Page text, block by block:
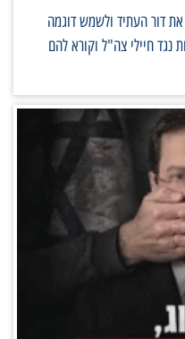
דור העתיד ולשמש דוגמה
חיילי צה"ל וקורא להם